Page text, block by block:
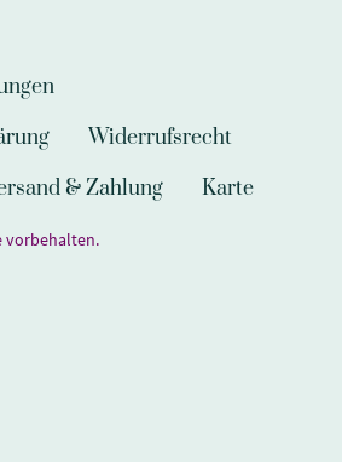
Widerrufsrecht
& Zahlung Karte
vorbehalten.